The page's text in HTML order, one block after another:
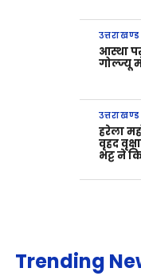
उत्तराखण्ड
आस्था
गोल्ज्यू
उत्तराखण्ड
हरेला
वृहद
भट्ट ने
Trending